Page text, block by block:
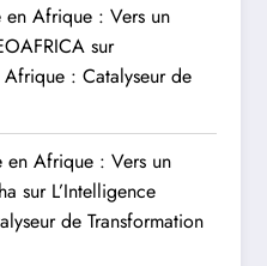
en Afrique : Vers un
sur
: Catalyseur de
Afrique : Vers un
sur L’Intelligence
de Transformation